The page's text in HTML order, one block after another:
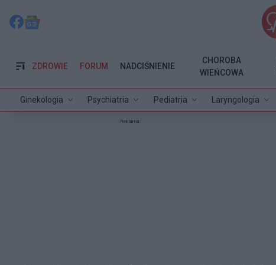
ZDROWIE
Ginekologia Psychiatria Pediatria Laryngologia
FORUM NADCIŚNIENIE
CHOROBA
WIEŃCOWA
Reklama: